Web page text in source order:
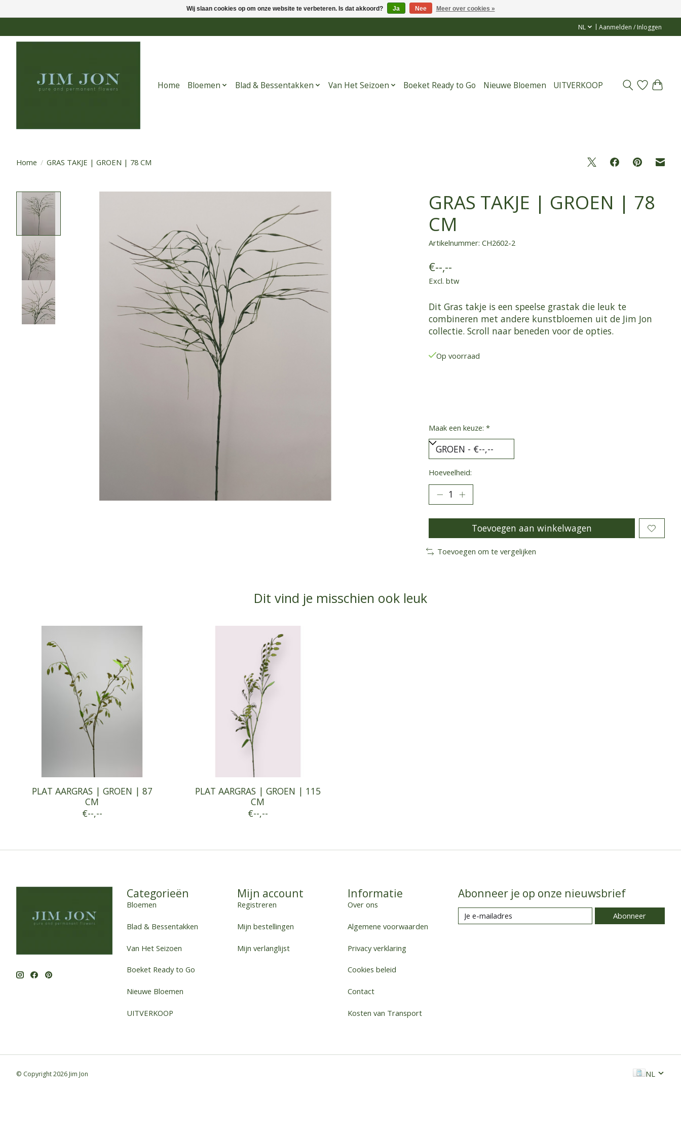
NL Aanmelden / Inloggen
Home Bloemen Blad & Bessentakken Van Het Seizoen Boeket Ready to Go Nieuwe Bloemen UITVERKOOP
Home / GRAS TAKJE | GROEN | 78 CM
GRAS TAKJE | GROEN | 78
CM
Artikelnummer: CH2602-2
€--,--
Excl. btw
Dit Gras takje is een speelse grastak die leuk te
combineren met andere kunstbloemen uit de Jim Jon
collectie. Scroll naar beneden voor de opties.
Op voorraad
Maak een keuze: *
Hoeveelheid:
Toevoegen aan winkelwagen
Toevoegen om te vergelijken
Dit vind je misschien ook leuk
PLAT AARGRAS | GROEN | 87
CM
€--,--
PLAT AARGRAS | GROEN | 115
CM
€--,--
Categorieën
Bloemen
Blad & Bessentakken
Van Het Seizoen
Boeket Ready to Go
Nieuwe Bloemen
UITVERKOOP
Mijn account
Registreren
Mijn bestellingen
Mijn verlanglijst
Informatie
Over ons
Algemene voorwaarden
Privacy verklaring
Cookies beleid
Contact
Kosten van Transport
Abonneer je op onze nieuwsbrief
Abonneer
© Copyright 2026 Jim Jon NL
Wij slaan cookies op om onze website te verbeteren. Is dat akkoord? Ja Nee Meer over cookies »